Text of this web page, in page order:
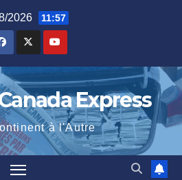
2026 11:57
Express
à l'Autre